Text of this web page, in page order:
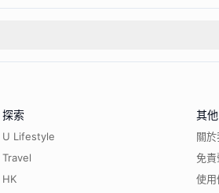
探索
U Lifestyle
Travel
HK
其他
關於
免責
使用